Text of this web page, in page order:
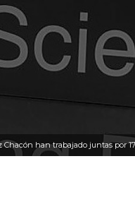
han trabajado juntas por